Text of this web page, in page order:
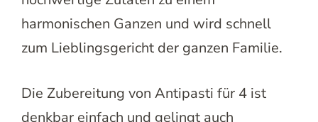
harmonischen Ganzen und wird schnell
zum Lieblingsgericht der ganzen Familie.
Die Zubereitung von Antipasti für 4 ist
denkbar einfach und gelingt auch